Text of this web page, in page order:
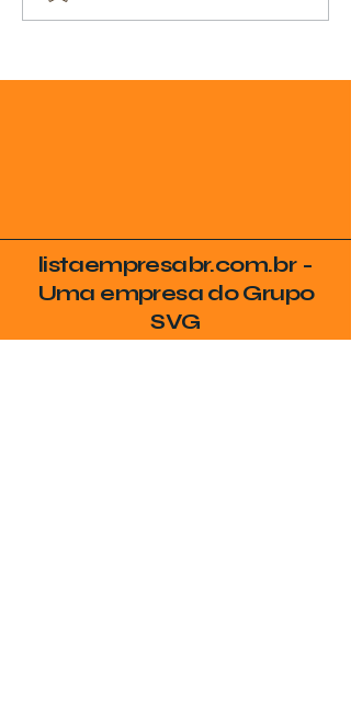
listaempresabr.com.br -
Uma empresa do Grupo
SVG